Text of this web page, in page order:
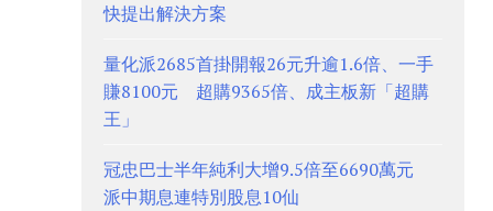
快提出解決方案
量化派2685首掛開報26元升逾1.6倍、一手
賺8100元 超購9365倍、成主板新「超購
王」
冠忠巴士半年純利大增9.5倍至6690萬元
派中期息連特別股息10仙